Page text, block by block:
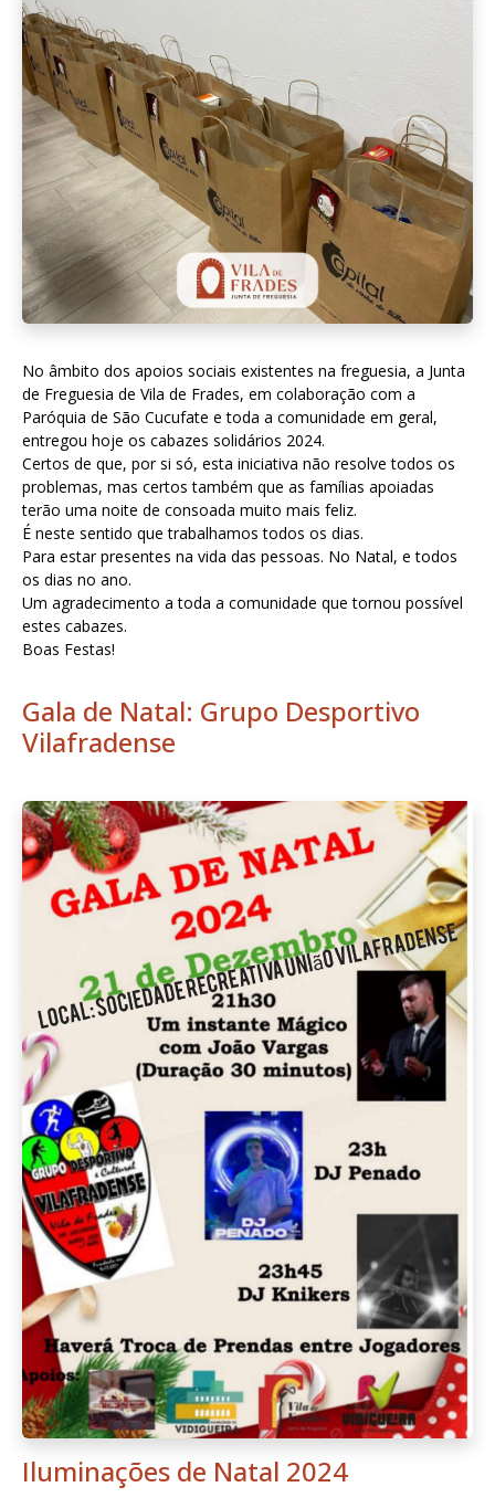
No âmbito dos apoios sociais existentes na freguesia, a Junta
de Freguesia de Vila de Frades, em colaboração com a
Paróquia de São Cucufate e toda a comunidade em geral,
entregou hoje os cabazes solidários 2024.
Certos de que, por si só, esta iniciativa não resolve todos os
problemas, mas certos também que as famílias apoiadas
terão uma noite de consoada muito mais feliz.
É neste sentido que trabalhamos todos os dias.
Para estar presentes na vida das pessoas. No Natal, e todos
os dias no ano.
Um agradecimento a toda a comunidade que tornou possível
estes cabazes.
Boas Festas!
Gala de Natal: Grupo Desportivo
Vilafradense
Iluminações de Natal 2024